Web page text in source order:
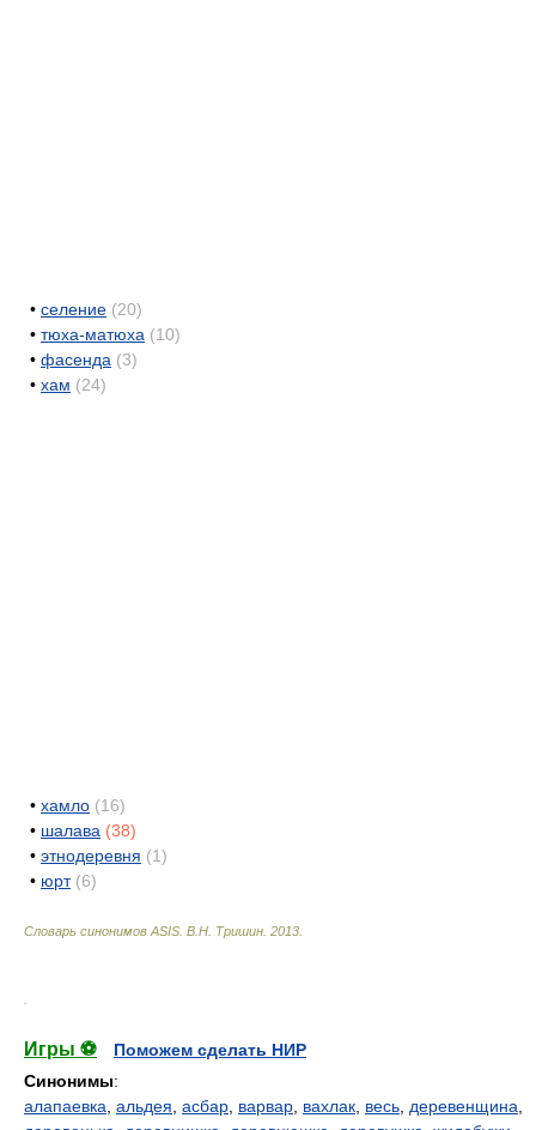
• селение (20)
• тюха-матюха (10)
• фасенда (3)
• хам (24)
• хамло (16)
• шалава (38)
• этнодеревня (1)
• юрт (6)
Словарь синонимов ASIS. В.Н. Тришин 2013
Игры ⚽
Поможем сделать НИР
Синонимы:
алапаевка альдея асбар варвар вахлак весь деревенщина